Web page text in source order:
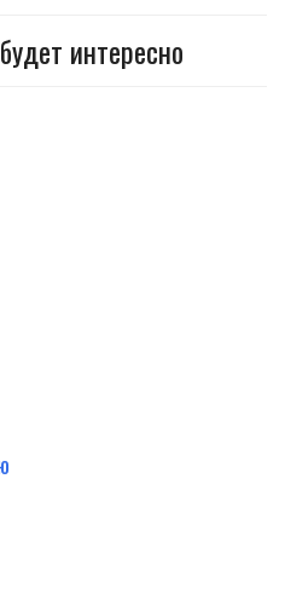
интересно